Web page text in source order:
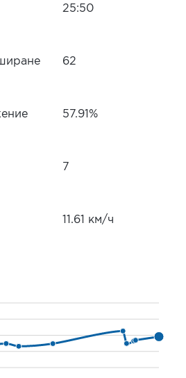
25:50
62
57.91%
7
11.61 км/ч